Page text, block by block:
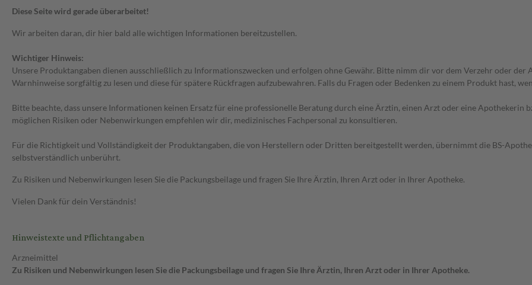
Diese Seite wird gerade überarbeitet!
Wir arbeiten daran, dir hier bald alle wichtigen Informationen bereitzustellen.
Wichtiger Hinweis:
Unsere Produktangaben dienen ausschließlich zu Informationszwecken und erfolgen ohne Gewähr. Bitte nimm dir vor dem Verzehr oder
Warnhinweise sorgfältig zu lesen und diese für spätere Rückfragen aufzubewahren. Falls du Fragen oder Bedenken zu einem Produkt hast,
Bitte beachte, dass unsere Informationen keinen Ersatz für eine professionelle Beratung durch eine Ärztin, einen Arzt oder eine Apothekerin
möglichen Risiken oder Nebenwirkungen empfehlen wir dir, medizinisches Fachpersonal zu konsultieren.
Für die Richtigkeit und Vollständigkeit der Produktangaben, die von Herstellern oder Dritten bereitgestellt werden, übernimmt die BS-
selbstverständlich unberührt.
Zu Risiken und Nebenwirkungen lesen Sie die Packungsbeilage und fragen Sie Ihre Ärztin, Ihren Arzt oder in Ihrer Apotheke.
Vielen Dank für dein Verständnis!
Hinweistexte und Pflichtangaben
Arzneimittel
Zu Risiken und Nebenwirkungen lesen Sie die Packungsbeilage und fragen Sie Ihre Ärztin, Ihren Arzt oder in Ihrer Apotheke.